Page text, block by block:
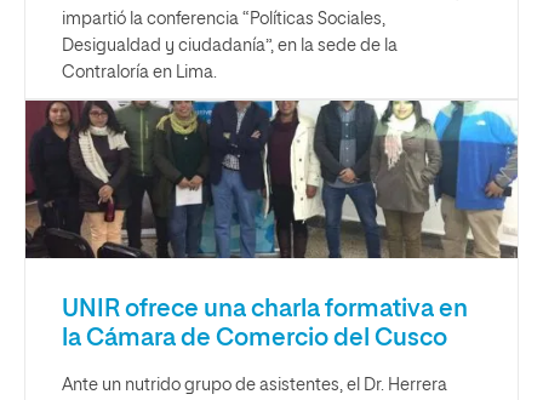
impartió la conferencia “Políticas Sociales,
Desigualdad y ciudadanía”, en la sede de la
Contraloría en Lima.
UNIR ofrece una charla formativa en
la Cámara de Comercio del Cusco
Ante un nutrido grupo de asistentes, el Dr. Herrera